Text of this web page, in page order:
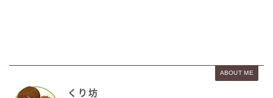
ABOUT ME
くり坊